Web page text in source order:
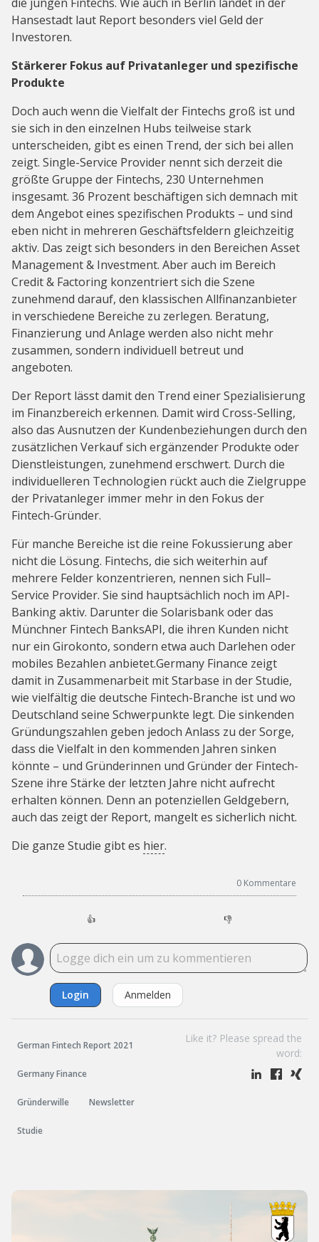
Hansestadt laut Report besonders viel Geld der
Investoren.
Stärkerer Fokus auf Privatanleger und spezifische
Produkte
Doch auch wenn die Vielfalt der Fintechs groß ist und
sie sich in den einzelnen Hubs teilweise stark
unterscheiden, gibt es einen Trend, der sich bei allen
zeigt. Single-Service Provider nennt sich derzeit die
größte Gruppe der Fintechs, 230 Unternehmen
insgesamt. 36 Prozent beschäftigen sich demnach mit
dem Angebot eines spezifischen Produkts – und sind
eben nicht in mehreren Geschäftsfeldern gleichzeitig
aktiv. Das zeigt sich besonders in den Bereichen Asset
Management & Investment. Aber auch im Bereich
Credit & Factoring konzentriert sich die Szene
zunehmend darauf, den klassischen Allfinanzanbieter
in verschiedene Bereiche zu zerlegen. Beratung,
Finanzierung und Anlage werden also nicht mehr
zusammen, sondern individuell betreut und
angeboten.
Der Report lässt damit den Trend einer Spezialisierung
im Finanzbereich erkennen. Damit wird Cross-Selling,
also das Ausnutzen der Kundenbeziehungen durch den
zusätzlichen Verkauf sich ergänzender Produkte oder
Dienstleistungen, zunehmend erschwert. Durch die
individuelleren Technologien rückt auch die Zielgruppe
der Privatanleger immer mehr in den Fokus der
Fintech-Gründer.
Für manche Bereiche ist die reine Fokussierung aber
nicht die Lösung. Fintechs, die sich weiterhin auf
mehrere Felder konzentrieren, nennen sich Full–
Service Provider. Sie sind hauptsächlich noch im API-
Banking aktiv. Darunter die Solarisbank oder das
Münchner Fintech BanksAPI, die ihren Kunden nicht
nur ein Girokonto, sondern etwa auch Darlehen oder
mobiles Bezahlen anbietet.Germany Finance zeigt
damit in Zusammenarbeit mit Starbase in der Studie,
wie vielfältig die deutsche Fintech-Branche ist und wo
Deutschland seine Schwerpunkte legt. Die sinkenden
Gründungszahlen geben jedoch Anlass zu der Sorge,
dass die Vielfalt in den kommenden Jahren sinken
könnte – und Gründerinnen und Gründer der Fintech-
Szene ihre Stärke der letzten Jahre nicht aufrecht
erhalten können. Denn an potenziellen Geldgebern,
auch das zeigt der Report, mangelt es sicherlich nicht.
Die ganze Studie gibt es hier.
0 Kommentare
👍 👎
Login Anmelden
German Fintech Report 2021
Germany Finance
Gründerwille Newsletter
Studie
Like it? Please spread the
word: